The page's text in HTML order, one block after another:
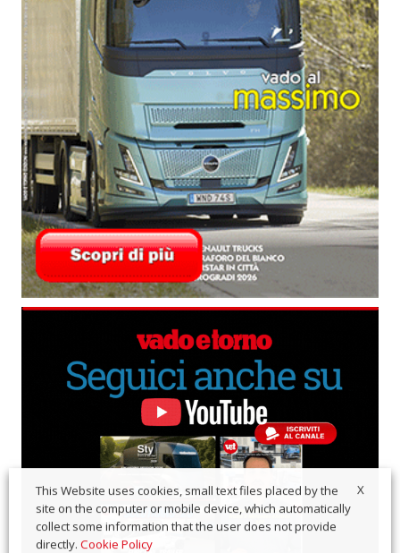
X
This Website uses cookies, small text files placed by the
site on the computer or mobile device, which automatically
collect some information that the user does not provide
directly. Cookie Policy